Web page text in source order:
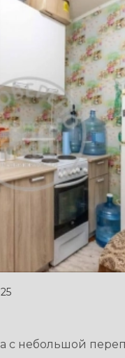
с небольшой